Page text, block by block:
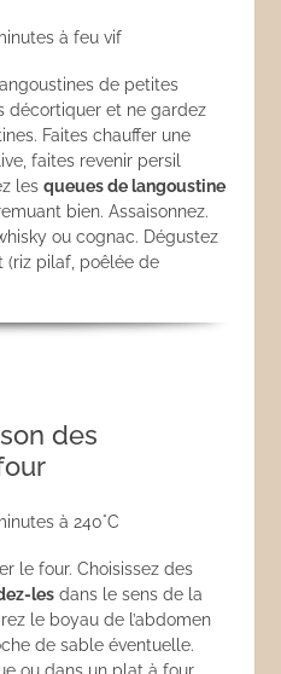
à feu vif
de petites
décortiquer et ne gardez
Faites chauffer une
faites revenir persil
lesqueues de langoustine
bien. Assaisonnez.
ou cognac. Dégustez
(riz pilaf, poêlée de
des
à 240°C
le four. Choisissez des
les dans le sens de la
le boyau de l’abdomen
de sable éventuelle.